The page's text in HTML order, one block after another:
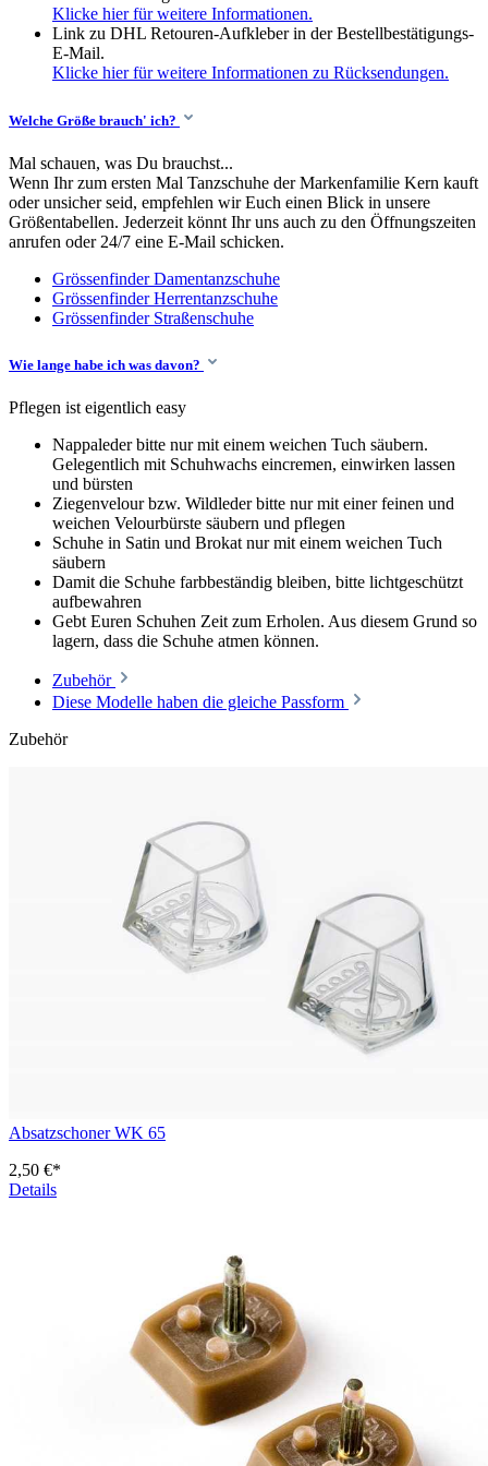
Klicke hier für weitere Informationen.
Link zu DHL Retouren-Aufkleber in der Bestellbestätigungs-
E-Mail.
Klicke hier für weitere Informationen zu Rücksendungen.
Welche Größe brauch' ich?
Mal schauen, was Du brauchst...
Wenn Ihr zum ersten Mal Tanzschuhe der Markenfamilie Kern kauft
oder unsicher seid, empfehlen wir Euch einen Blick in unsere
Größentabellen. Jederzeit könnt Ihr uns auch zu den Öffnungszeiten
anrufen oder 24/7 eine E-Mail schicken.
Grössenfinder Damentanzschuhe
Grössenfinder Herrentanzschuhe
Grössenfinder Straßenschuhe
Wie lange habe ich was davon?
Pflegen ist eigentlich easy
Nappaleder bitte nur mit einem weichen Tuch säubern.
Gelegentlich mit Schuhwachs eincremen, einwirken lassen
und bürsten
Ziegenvelour bzw. Wildleder bitte nur mit einer feinen und
weichen Velourbürste säubern und pflegen
Schuhe in Satin und Brokat nur mit einem weichen Tuch
säubern
Damit die Schuhe farbbeständig bleiben, bitte lichtgeschützt
aufbewahren
Gebt Euren Schuhen Zeit zum Erholen. Aus diesem Grund so
lagern, dass die Schuhe atmen können.
Zubehör
Diese Modelle haben die gleiche Passform
Zubehör
Absatzschoner WK 65
2,50 €*
Details